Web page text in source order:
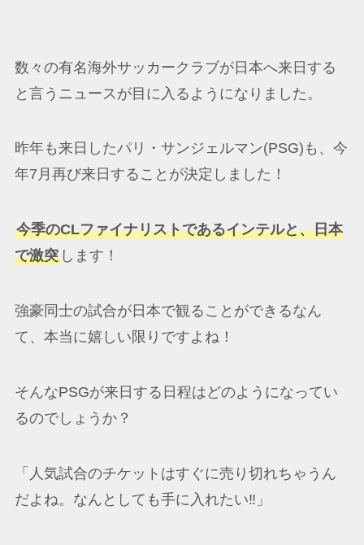
数々の有名海外サッカークラブが日本へ来日する
と言うニュースが目に入るようになりました。
昨年も来日したパリ・サンジェルマン(PSG)も、今
年7月再び来日することが決定しました！
今季のCLファイナリストであるインテルと、日本
で激突します！
強豪同士の試合が日本で観ることができるなん
て、本当に嬉しい限りですよね！
そんなPSGが来日する日程はどのようになってい
るのでしょうか？
「人気試合のチケットはすぐに売り切れちゃうん
だよね。なんとしても手に入れたい‼️」